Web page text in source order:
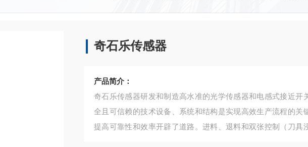
奇石乐传感器
产品简介：
奇石乐传感器研发和制造高水准的光学传感器和电感式接近开
全且可信赖的技术设备、系统和结构是实现高效生产流程的关
提高可靠性和效率开辟了道路。进料、退料和双张控制（刀具